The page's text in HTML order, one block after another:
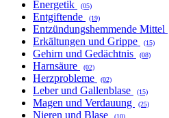
Energetik (05)
Entgiftende (19)
Entzündungshemmende Mittel
Erkältungen und Grippe (15)
Gehirn und Gedächtnis (08)
Harnsäure (02)
Herzprobleme (02)
Leber und Gallenblase (15)
Magen und Verdauung (25)
Nieren und Blase (10)